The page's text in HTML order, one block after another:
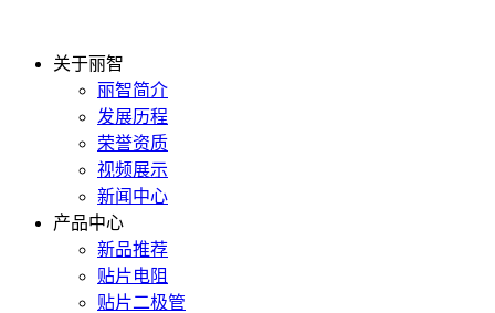
关于丽智
丽智简介
发展历程
荣誉资质
视频展示
新闻中心
产品中心
新品推荐
贴片电阻
贴片二极管